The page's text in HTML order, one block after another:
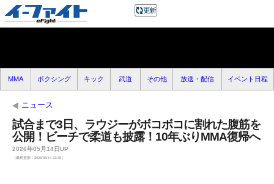
MMA ボクシング キック 武道 その他 放送・配信 イベント日程
ニュース
試合まで3日、ラウジーがボコボコに割れた腹筋を
公開！ビーチで柔道も披露！10年ぶりMMA復帰へ
2026年05月14日UP
（最終更新：2026/05/14 22:39）